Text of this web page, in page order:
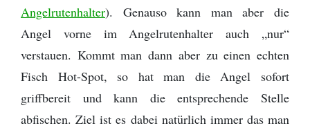
Angelrutenhalter). Genauso kann man aber die
Angel vorne im Angelrutenhalter auch „nur“
verstauen. Kommt man dann aber zu einen echten
Fisch Hot-Spot, so hat man die Angel sofort
griffbereit und kann die entsprechende Stelle
abfischen. Ziel ist es dabei natürlich immer das man
Provinz Skåne